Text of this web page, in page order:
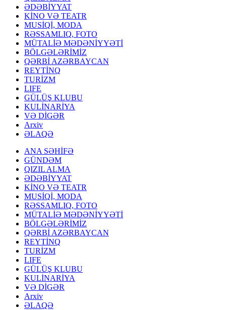
ƏDƏBİYYAT
KİNO VƏ TEATR
MUSİQİ, MODA
RƏSSAMLIQ, FOTO
MÜTALİƏ MƏDƏNİYYƏTİ
BÖLGƏLƏRİMİZ
QƏRBİ AZƏRBAYCAN
REYTİNQ
TURİZM
LIFE
GÜLÜŞ KLUBU
KULİNARİYA
VƏ DİGƏR
Arxiv
ƏLAQƏ
ANA SƏHİFƏ
GÜNDƏM
QIZIL ALMA
ƏDƏBİYYAT
KİNO VƏ TEATR
MUSİQİ, MODA
RƏSSAMLIQ, FOTO
MÜTALİƏ MƏDƏNİYYƏTİ
BÖLGƏLƏRİMİZ
QƏRBİ AZƏRBAYCAN
REYTİNQ
TURİZM
LIFE
GÜLÜŞ KLUBU
KULİNARİYA
VƏ DİGƏR
Arxiv
ƏLAQƏ